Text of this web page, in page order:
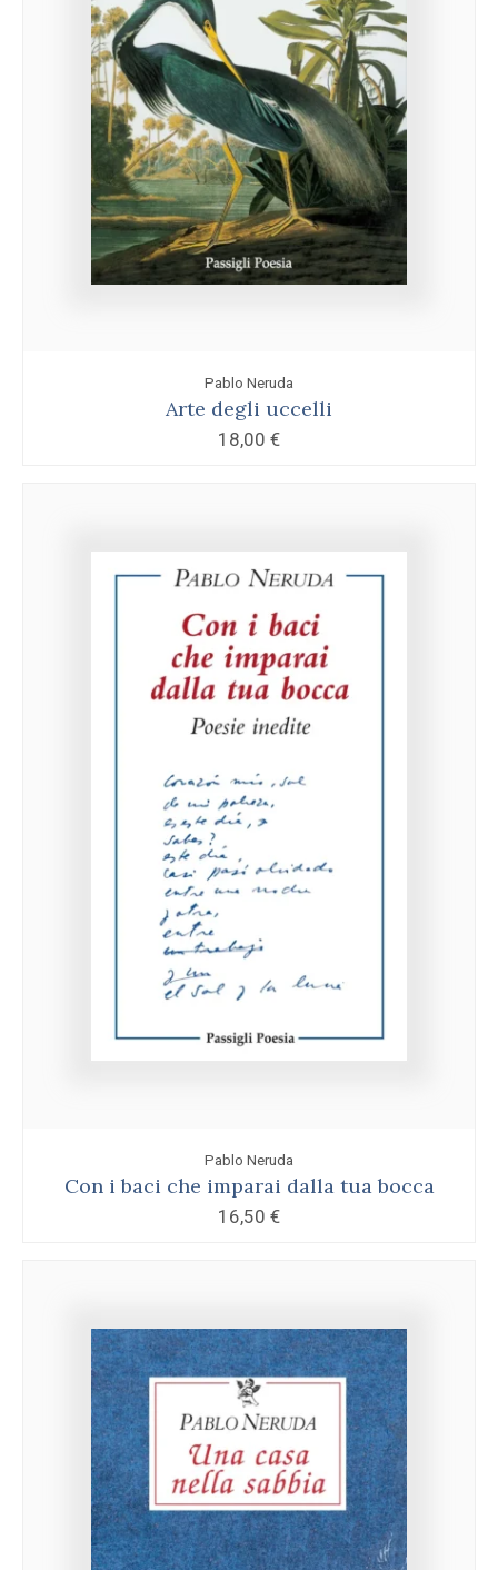
Pablo Neruda
Arte degli uccelli
18,00 €
Pablo Neruda
Con i baci che imparai dalla tua bocca
16,50 €